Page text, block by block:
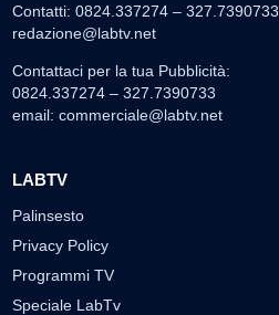
Contatti: 0824.337274 – 327.7390733
redazione@labtv.net
Contattaci per la tua Pubblicità:
0824.337274 – 327.7390733
email: commerciale@labtv.net
LABTV
Palinsesto
Privacy Policy
Programmi TV
Speciale LabTv